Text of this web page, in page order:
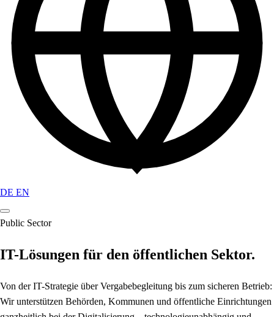
DE EN
Public Sector
IT-Lösungen für den öffentlichen Sektor.
Von der IT-Strategie über Vergabebegleitung bis zum sicheren Betrieb:
Wir unterstützen Behörden, Kommunen und öffentliche Einrichtungen